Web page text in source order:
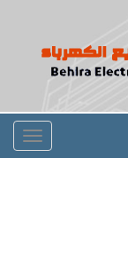
Toggle